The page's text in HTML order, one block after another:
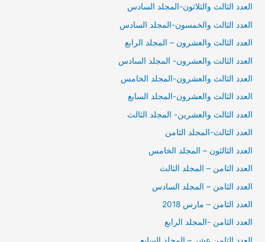
العدد الثالث والثلاثون-المجلد السادس
العدد الثالث والخمسون-المجلد السادس
العدد الثالث والعشرون – المجلد الرابع
العدد الثالث والعشرون- المجلد السادس
العدد الثالث والعشرون-المجلد الخامس
العدد الثالث والعشرون-المجلد السابع
العدد الثالث والعشرين- المجلد الثالث
العدد الثالث-المجلد الثامن
العدد الثالثون – المجلد الخامس
العدد الثامن – المجلد الثالث
العدد الثامن – المجلد السادس
العدد الثامن – مارس 2018
العدد الثامن -المجلد الرابع
العدد الثامن عشر – المجلد السابع